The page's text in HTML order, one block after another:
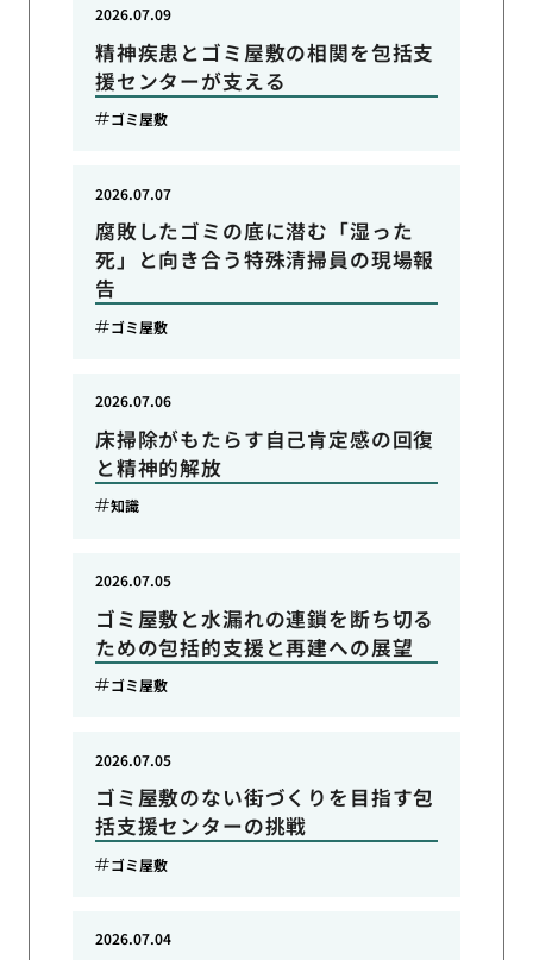
精神疾患とゴミ屋敷の相関を包括支
援センターが支える
2026.07.09
ゴミ屋敷
腐敗したゴミの底に潜む「湿った
死」と向き合う特殊清掃員の現場報
告
2026.07.07
ゴミ屋敷
床掃除がもたらす自己肯定感の回復
と精神的解放
2026.07.06
知識
ゴミ屋敷と水漏れの連鎖を断ち切る
ための包括的支援と再建への展望
2026.07.05
ゴミ屋敷
ゴミ屋敷のない街づくりを目指す包
括支援センターの挑戦
2026.07.05
ゴミ屋敷
2026.07.04